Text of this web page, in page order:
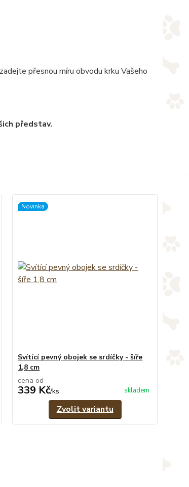
přesnou míru obvodu krku Vašeho
představ.
Novinka
Svítící pevný obojek se srdíčky - šíře
1,8 cm
cena od
339 Kč/ks skladem
Zvolit variantu